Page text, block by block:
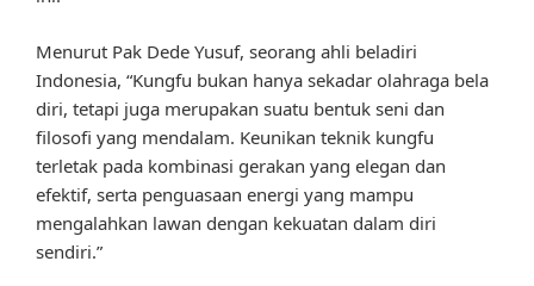
Menurut Pak Dede Yusuf, seorang ahli beladiri
Indonesia, “Kungfu bukan hanya sekadar olahraga bela
diri, tetapi juga merupakan suatu bentuk seni dan
filosofi yang mendalam. Keunikan teknik kungfu
terletak pada kombinasi gerakan yang elegan dan
efektif, serta penguasaan energi yang mampu
mengalahkan lawan dengan kekuatan dalam diri
sendiri.”